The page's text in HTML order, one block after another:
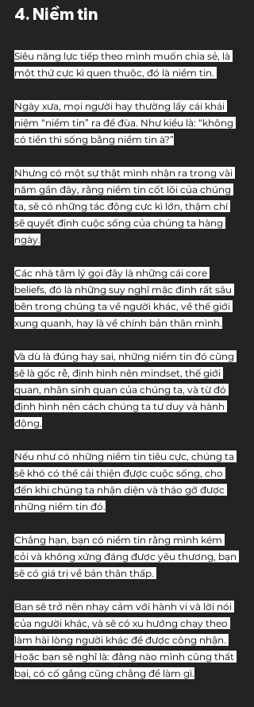
4. Niềm tin
Siêu năng lực tiếp theo mình muốn chia sẻ, là
một thứ cực kì quen thuộc, đó là niềm tin.
Ngày xưa, mọi người hay thường lấy cái khái
niệm “niềm tin” ra để đùa. Như kiểu là: “không
có tiền thì sống bằng niềm tin à?”
Nhưng có một sự thật mình nhận ra trong vài
năm gần đây, rằng niềm tin cốt lõi của chúng
ta, sẽ có những tác động cực kì lớn, thậm chí
sẽ quyết định cuộc sống của chúng ta hàng
ngày.
Các nhà tâm lý gọi đây là những cái core
beliefs, đó là những suy nghĩ mặc định rất sâu
bên trong chúng ta về người khác, về thế giới
xung quanh, hay là về chính bản thân mình.
Và dù là đúng hay sai, những niềm tin đó cũng
sẽ là gốc rễ, định hình nên mindset, thế giới
quan, nhân sinh quan của chúng ta, và từ đó
định hình nên cách chúng ta tư duy và hành
động.
Nếu như có những niềm tin tiêu cực, chúng ta
sẽ khó có thể cải thiện được cuộc sống, cho
đến khi chúng ta nhận diện và tháo gỡ được
những niềm tin đó.
Chẳng hạn, bạn có niềm tin rằng mình kém
cỏi và không xứng đáng được yêu thương, bạn
sẽ có giá trị về bản thân thấp.
Bạn sẽ trở nên nhạy cảm với hành vi và lời nói
của người khác, và sẽ có xu hướng chạy theo
làm hài lòng người khác để được công nhận.
Hoặc bạn sẽ nghĩ là: đằng nào mình cũng thất
bại, có cố gắng cũng chẳng để làm gì.